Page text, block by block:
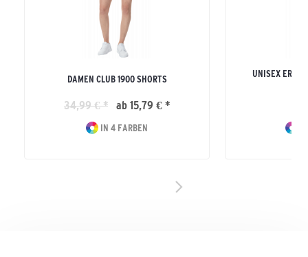
DAMEN CLUB 1900 SHORTS
34,99 € * ab 15,79 € *
IN 4 FARBEN
UNISEX